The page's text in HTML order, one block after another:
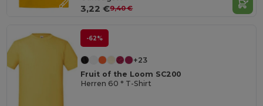
3,22 €9,40 €
-62%
+23
Fruit of the Loom SC200
Herren 60 ° T-Shirt